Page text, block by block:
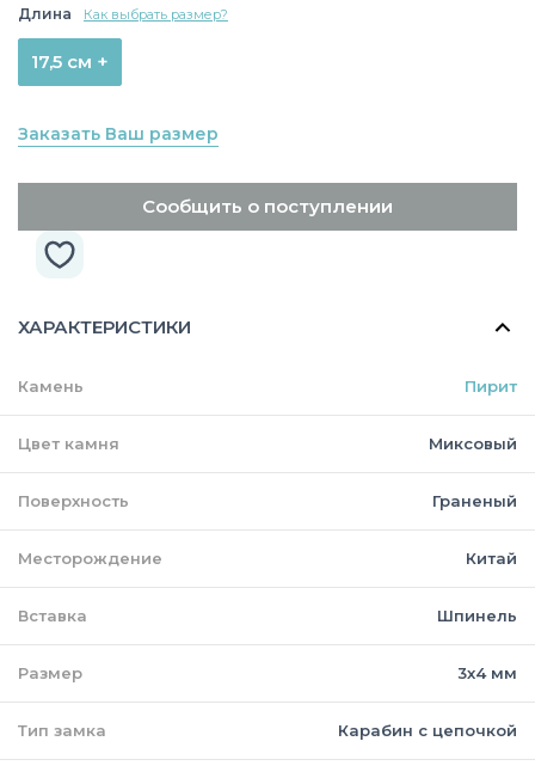
Длина Как выбрать размер?
17,5 см +
Заказать Ваш размер
Сообщить о поступлении
ХАРАКТЕРИСТИКИ
Камень Пирит
Цвет камня Миксовый
Поверхность Граненый
Месторождение Китай
Вставка Шпинель
Размер 3х4 мм
Тип замка Карабин с цепочкой